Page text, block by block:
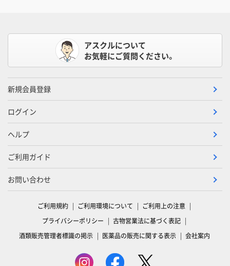
アスクルについて
お気軽にご質問ください。
新規会員登録
ログイン
ヘルプ
ご利用ガイド
お問い合わせ
ご利用規約 ご利用環境について
ご利用上の注意
プライバシーポリシー
古物営業法に基づく表記
酒類販売管理者標識の掲示
医薬品の販売に関する表示 会社案内